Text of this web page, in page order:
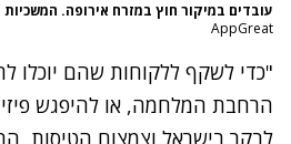
עובדים במיקור חוץ במזרח אירופה.
AppGreat
"כדי לשקף ללקוחות שהם יוכלו
הרחבת המלחמה, או להיפגש
לבקר בישראל וצמצום הטיסות,